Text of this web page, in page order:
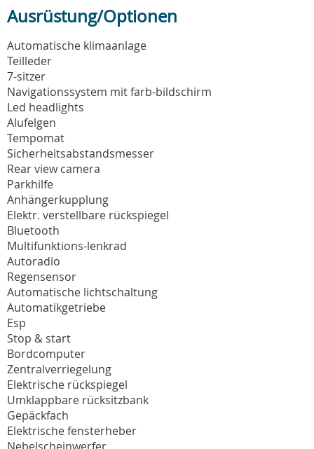
Ausrüstung/Optionen
Automatische klimaanlage
Teilleder
7-sitzer
Navigationssystem mit farb-bildschirm
Led headlights
Alufelgen
Tempomat
Sicherheitsabstandsmesser
Rear view camera
Parkhilfe
Anhängerkupplung
Elektr. verstellbare rückspiegel
Bluetooth
Multifunktions-lenkrad
Autoradio
Regensensor
Automatische lichtschaltung
Automatikgetriebe
Esp
Stop & start
Bordcomputer
Zentralverriegelung
Elektrische rückspiegel
Umklappbare rücksitzbank
Gepäckfach
Elektrische fensterheber